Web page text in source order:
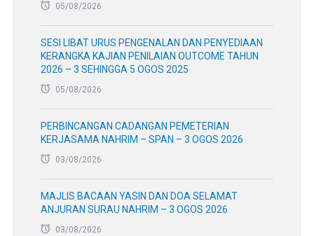
05/08/2026
SESI LIBAT URUS PENGENALAN DAN PENYEDIAAN
KERANGKA KAJIAN PENILAIAN OUTCOME TAHUN
2026 – 3 SEHINGGA 5 OGOS 2025
05/08/2026
PERBINCANGAN CADANGAN PEMETERIAN
KERJASAMA NAHRIM – SPAN – 3 OGOS 2026
03/08/2026
MAJLIS BACAAN YASIN DAN DOA SELAMAT
ANJURAN SURAU NAHRIM – 3 OGOS 2026
03/08/2026